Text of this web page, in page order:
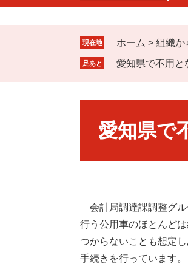
現在地 ホーム > 組織か
足あと 愛知県で不用と
愛知県で
会計局調達課調整グル
行う公用車のほとんど
つからないことも想定
手続きを行っています。